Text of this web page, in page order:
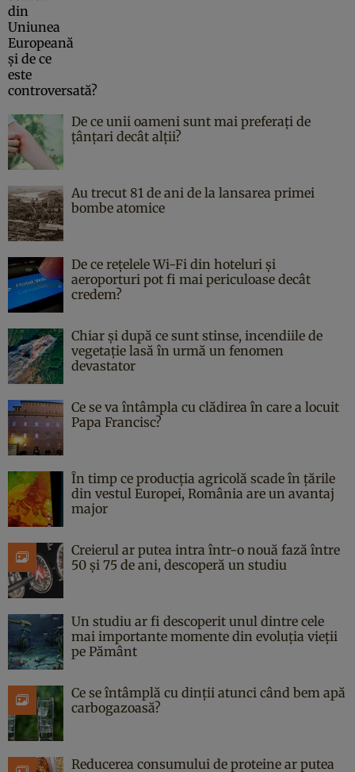
De ce unii oameni sunt mai preferați de
țânțari decât alții?
Au trecut 81 de ani de la lansarea primei
bombe atomice
De ce rețelele Wi-Fi din hoteluri și
aeroporturi pot fi mai periculoase decât
credem?
Chiar și după ce sunt stinse, incendiile de
vegetație lasă în urmă un fenomen
devastator
Ce se va întâmpla cu clădirea în care a locuit
Papa Francisc?
În timp ce producția agricolă scade în țările
din vestul Europei, România are un avantaj
major
Creierul ar putea intra într-o nouă fază între
50 și 75 de ani, descoperă un studiu
Un studiu ar fi descoperit unul dintre cele
mai importante momente din evoluția vieții
pe Pământ
Ce se întâmplă cu dinții atunci când bem apă
carbogazoasă?
Reducerea consumului de proteine ar putea